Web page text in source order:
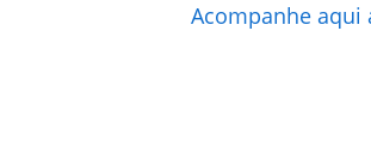
Acompanhe aqui